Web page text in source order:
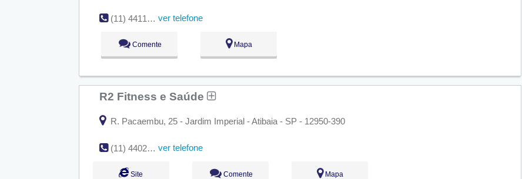
(11) 4411-4258 ver telefone
Comente Mapa
R2 Fitness e Saúde
R. Pacaembu, 25 - Jardim Imperial - Atibaia - SP - 12950-390
(11) 4402-1995 ver telefone
Site Comente Mapa